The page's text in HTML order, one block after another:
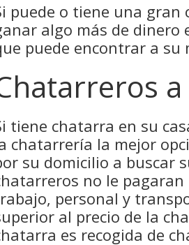
puede o tiene una
algo más de dinero
puede encontrar a su
tiene chatarra en su
chatarrería la mejor
su domicilio a buscar
no le
personal y
al precio de la
es recogida de